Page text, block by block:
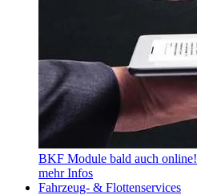
BKF Module bald auch online!
mehr Infos
Fahrzeug- & Flottenservices